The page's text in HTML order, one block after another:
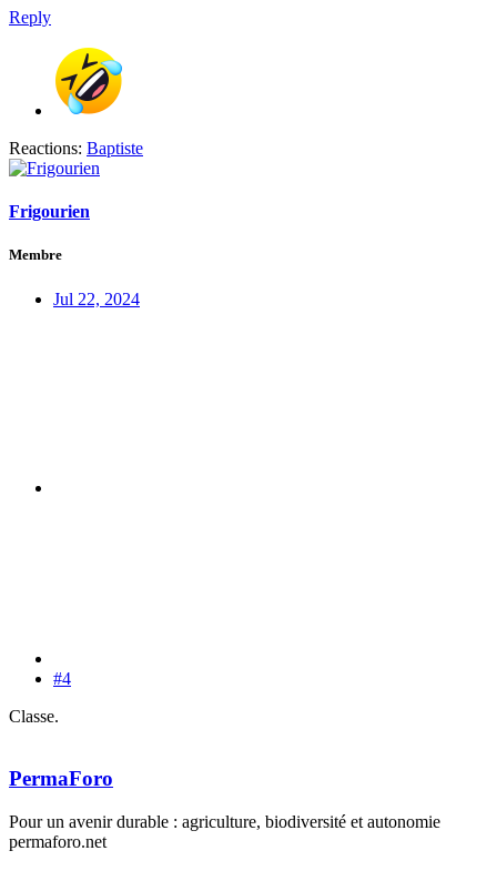
Reply
Reactions: Baptiste
Frigourien
Membre
Jul 22, 2024
#4
Classe.
PermaForo
Pour un avenir durable : agriculture, biodiversité et autonomie
permaforo.net